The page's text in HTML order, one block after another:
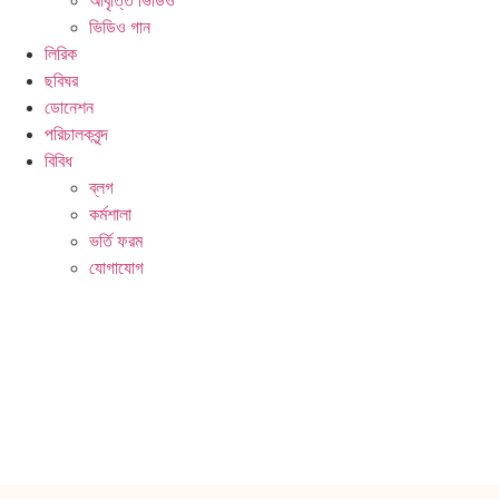
ভিডিও গান
লিরিক
ছবিঘর
ডোনেশন
পরিচালকবৃন্দ
বিবিধ
ব্লগ
কর্মশালা
ভর্তি ফরম
যোগাযোগ